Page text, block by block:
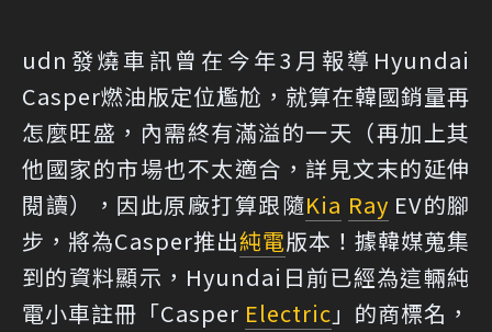
udn發燒車訊曾在今年3月報導Hyundai
Casper燃油版定位尷尬，就算在韓國銷量再
怎麼旺盛，內需終有滿溢的一天（再加上其
他國家的市場也不太適合，詳見文末的延伸
閱讀），因此原廠打算跟隨Kia Ray EV的腳
步，將為Casper推出純電版本！據韓媒蒐集
到的資料顯示，Hyundai日前已經為這輛純
電小車註冊「Casper Electric 」的商標名，